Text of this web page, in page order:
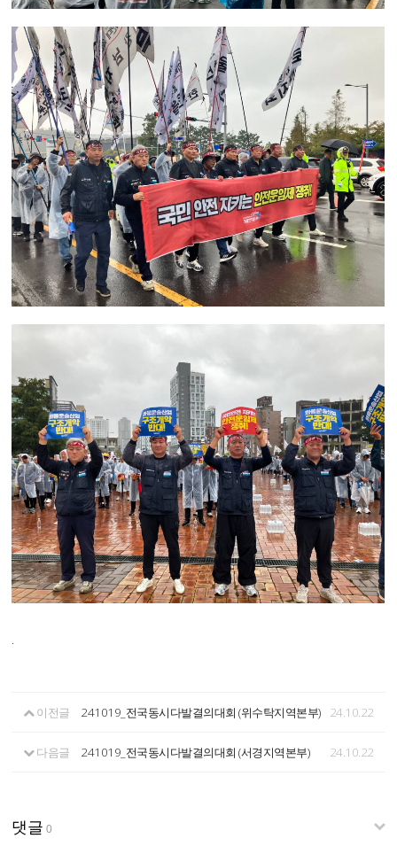
.
이전글 241019_전국동시다발결의대회 (위수탁지역본부) 24.10.22
다음글 241019_전국동시다발결의대회 (서경지역본부) 24.10.22
댓글 0